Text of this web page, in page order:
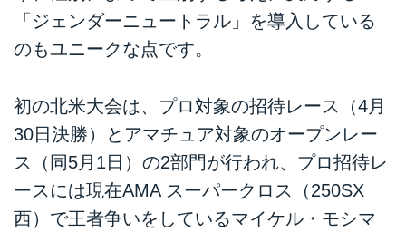
「ジェンダーニュートラル」を導入している
のもユニークな点です。
初の北米大会は、プロ対象の招待レース（4月
30日決勝）とアマチュア対象のオープンレー
ス（同5月1日）の2部門が行われ、プロ招待レ
ースには現在AMA スーパークロス（250SX
西）で王者争いをしているマイケル・モシマ